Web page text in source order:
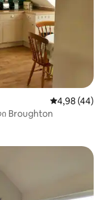
საშუალო
4,98 (44)
Broughton